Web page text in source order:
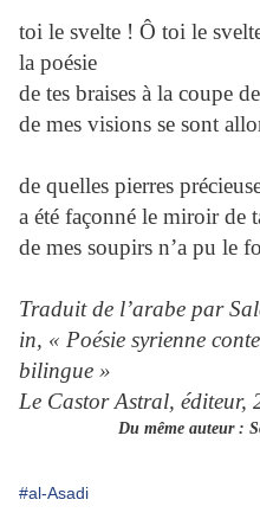
toi le svelte ! Ô toi le
la poésie
de tes braises à la coupe
de mes visions se sont
de quelles pierres
a été façonné le miroir de
de mes soupirs n’a pu le
Traduit de l’arabe par
in, « Poésie syrienne
bilingue »
Le Castor Astral, éditeur,
Du même auteur :
#al-Asadi